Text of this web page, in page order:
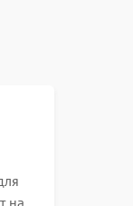
на